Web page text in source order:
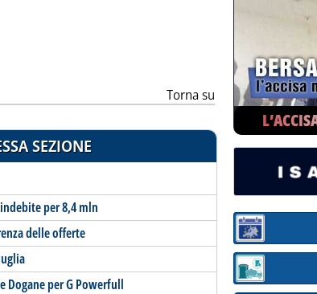
Torna su
SEZIONE
per 8,4 mln
delle offerte
Dogane per G Powerfull
Sezione:
Sezione: